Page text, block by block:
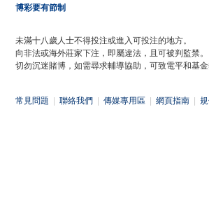
博彩要有節制
未滿十八歲人士不得投注或進入可投注的地方。
向非法或海外莊家下注，即屬違法，且可被判監禁。
切勿沉迷賭博，如需尋求輔導協助，可致電平和基金
常見問題 聯絡我們 傳媒專用區 網頁指南